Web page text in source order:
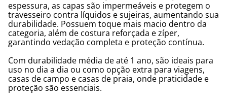
espessura, as capas são impermeáveis e protegem o
travesseiro contra líquidos e sujeiras, aumentando sua
durabilidade. Possuem toque mais macio dentro da
categoria, além de costura reforçada e zíper,
garantindo vedação completa e proteção contínua.
Com durabilidade média de até 1 ano, são ideais para
uso no dia a dia ou como opção extra para viagens,
casas de campo e casas de praia, onde praticidade e
proteção são essenciais.